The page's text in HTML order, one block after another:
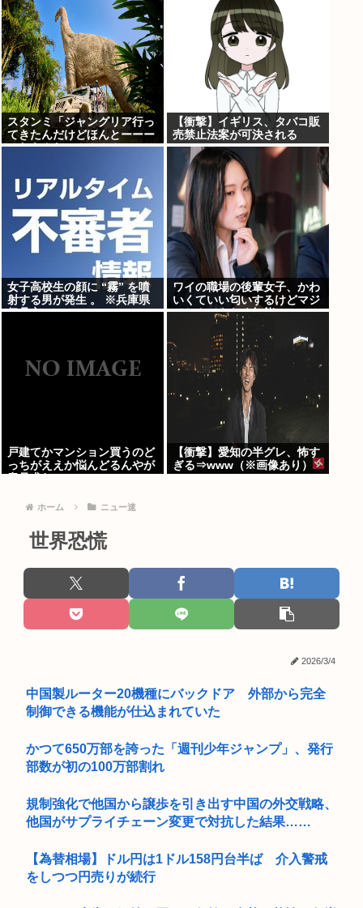
スタンミ「ジャングリア行っ
てきたんだけどほんとーーー
におもんない！！！！」
【衝撃】イギリス、タバコ販
売禁止法案が可決される
www
女子高校生の顔に “霧” を噴
射する男が発生 。 ※兵庫県
伊丹市
ワイの職場の後輩女子、かわ
いくていい匂いするけどマジ
でとんでもなく無能
戸建てかマンション買うのど
っちがええか悩んどるんやが
【衝撃】愛知の半グレ、怖す
ぎる⇒www（※画像あり）
ホーム ニュー速
世界恐慌
2026/3/4
中国製ルーター20機種にバックドア 外部から完全
制御できる機能が仕込まれていた
かつて650万部を誇った「週刊少年ジャンプ」、発行
部数が初の100万部割れ
規制強化で他国から譲歩を引き出す中国の外交戦略、
他国がサプライチェーン変更で対抗した結果……
【為替相場】ドル円は1ドル158円台半ば 介入警戒
をしつつ円売りが続行